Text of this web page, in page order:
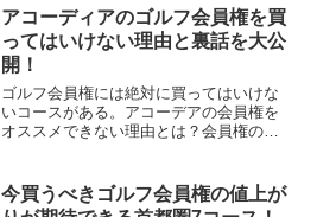
員権相場は？関西地方ゴルフの会員権相
場については、下記の二つ...
アコーディアのゴルフ会員権を買
ってはいけない理由と裏話を大公
開！
ゴルフ会員権には絶対に買ってはいけな
いコースがある。アコーデアの会員権を
オススメできない理由とは？会員権の種
場は下落する一方なのか、売る時に注意
すべき点は等を教えます。
今買うべきゴルフ会員権の値上が